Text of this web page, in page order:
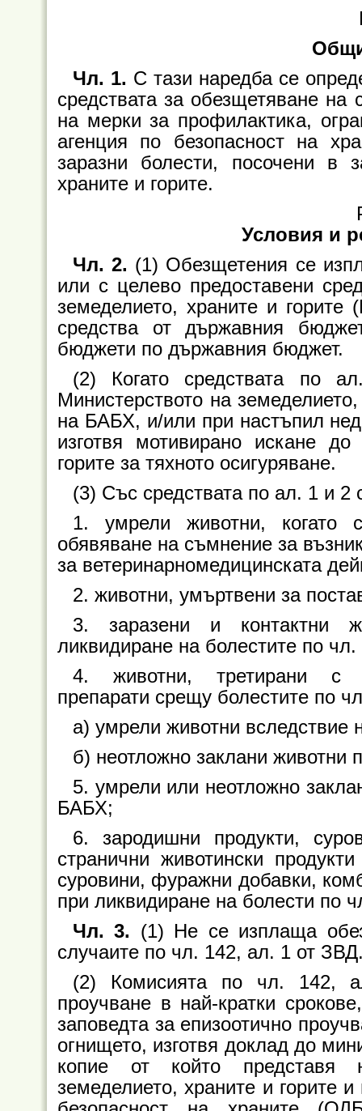
Чл. 1. С тази наредба се
средствата за обезщетяване на
на мерки за профилактика,
агенция по безопасност на
заразни болести, посочени в
храните и горите.
Условия и
Чл. 2. (1) Обезщетения се
или с целево предоставени
земеделието, храните и
средства от държавния
бюджети по държавния бюджет.
(2) Когато средствата по
Министерството на
на БАБХ, и/или при настъпил
изготвя мотивирано искане
горите за тяхното осигуряване.
(3) Със средствата по ал. 1 и 2
1. умрели животни, когато
обявяване на съмнение за
за ветеринарномедицинската
2. животни, умъртвени за
3. заразени и контактни
ликвидиране на болестите по
4. животни, третирани с
препарати срещу болестите по
а) умрели животни вследствие
б) неотложно заклани животни
5. умрели или неотложно
БАБХ;
6. зародишни продукти,
странични животински
суровини, фуражни добавки,
при ликвидиране на болести по
Чл. 3. (1) Не се изплаща
случаите по чл. 142, ал. 1 от
(2) Комисията по чл. 142,
проучване в най-кратки
заповедта за епизоотично
огнището, изготвя доклад до
копие от който представя
земеделието, храните и горите